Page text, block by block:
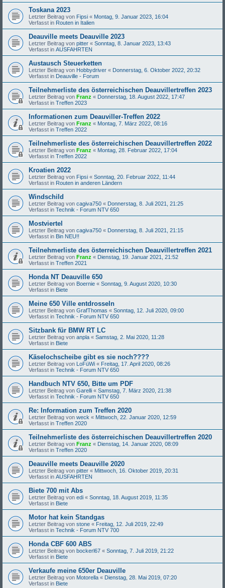
Toskana 2023
Letzter Beitrag von Fipsi « Montag, 9. Januar 2023, 16:04
Verfasst in Routen in Italien
Deauville meets Deauville 2023
Letzter Beitrag von pitter « Sonntag, 8. Januar 2023, 13:43
Verfasst in AUSFAHRTEN
Austausch Steuerketten
Letzter Beitrag von Hobbydriver « Donnerstag, 6. Oktober 2022, 20:32
Verfasst in Deauville - Forum
Teilnehmerliste des österreichischen Deauvillertreffen 2023
Letzter Beitrag von Franz « Donnerstag, 18. August 2022, 17:47
Verfasst in Treffen 2023
Informationen zum Deauviller-Treffen 2022
Letzter Beitrag von Franz « Montag, 7. März 2022, 08:16
Verfasst in Treffen 2022
Teilnehmerliste des österreichischen Deauvillertreffen 2022
Letzter Beitrag von Franz « Montag, 28. Februar 2022, 17:04
Verfasst in Treffen 2022
Kroatien 2022
Letzter Beitrag von Fipsi « Sonntag, 20. Februar 2022, 11:44
Verfasst in Routen in anderen Ländern
Windschild
Letzter Beitrag von cagiva750 « Donnerstag, 8. Juli 2021, 21:25
Verfasst in Technik - Forum NTV 650
Mostviertel
Letzter Beitrag von cagiva750 « Donnerstag, 8. Juli 2021, 21:15
Verfasst in Bin NEU!!
Teilnehmerliste des österreichischen Deauvillertreffen 2021
Letzter Beitrag von Franz « Dienstag, 19. Januar 2021, 21:52
Verfasst in Treffen 2021
Honda NT Deauville 650
Letzter Beitrag von Boernie « Sonntag, 9. August 2020, 10:30
Verfasst in Biete
Meine 650 Ville entdrosseln
Letzter Beitrag von GrafThomas « Sonntag, 12. Juli 2020, 09:00
Verfasst in Technik - Forum NTV 650
Sitzbank für BMW RT LC
Letzter Beitrag von anpla « Samstag, 2. Mai 2020, 11:28
Verfasst in Biete
Käselochscheibe gibt es sie noch????
Letzter Beitrag von LoFüWi « Freitag, 17. April 2020, 08:26
Verfasst in Technik - Forum NTV 650
Handbuch NTV 650, Bitte um PDF
Letzter Beitrag von Garelli « Samstag, 7. März 2020, 21:38
Verfasst in Technik - Forum NTV 650
Re: Information zum Treffen 2020
Letzter Beitrag von weck « Mittwoch, 22. Januar 2020, 12:59
Verfasst in Treffen 2020
Teilnehmerliste des österreichischen Deauvillertreffen 2020
Letzter Beitrag von Franz « Dienstag, 14. Januar 2020, 08:09
Verfasst in Treffen 2020
Deauville meets Deauville 2020
Letzter Beitrag von pitter « Mittwoch, 16. Oktober 2019, 20:31
Verfasst in AUSFAHRTEN
Biete 700 mit Abs
Letzter Beitrag von edi « Sonntag, 18. August 2019, 11:35
Verfasst in Biete
Motor hat kein Standgas
Letzter Beitrag von stone « Freitag, 12. Juli 2019, 22:49
Verfasst in Technik - Forum NTV 700
Honda CBF 600 ABS
Letzter Beitrag von bockerl67 « Sonntag, 7. Juli 2019, 21:22
Verfasst in Biete
Verkaufe meine 650er Deauville
Letzter Beitrag von Motorella « Dienstag, 28. Mai 2019, 07:20
Verfasst in Biete